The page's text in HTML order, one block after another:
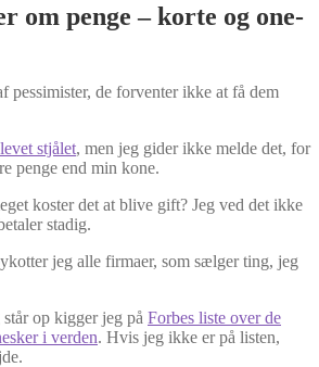
om penge – korte og one-
pessimister, de forventer ikke at få dem
stjålet, men jeg gider ikke melde det, for
penge end min kone.
koster det at blive gift? Jeg ved det ikke
stadig.
jeg alle firmaer, som sælger ting, jeg
op kigger jeg på Forbes liste over de
i verden. Hvis jeg ikke er på listen,